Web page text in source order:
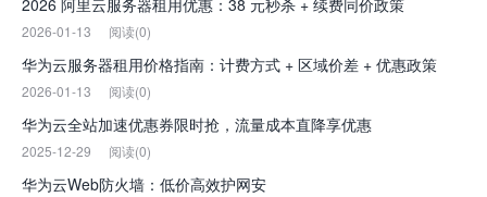
2026 阿里云服务器租用优惠：38 元秒杀 + 续费同价政策
2026-01-13 阅读(0)
华为云服务器租用价格指南：计费方式 + 区域价差 + 优惠政策
2026-01-13 阅读(0)
华为云全站加速优惠券限时抢，流量成本直降享优惠
2025-12-29 阅读(0)
华为云Web防火墙：低价高效护网安